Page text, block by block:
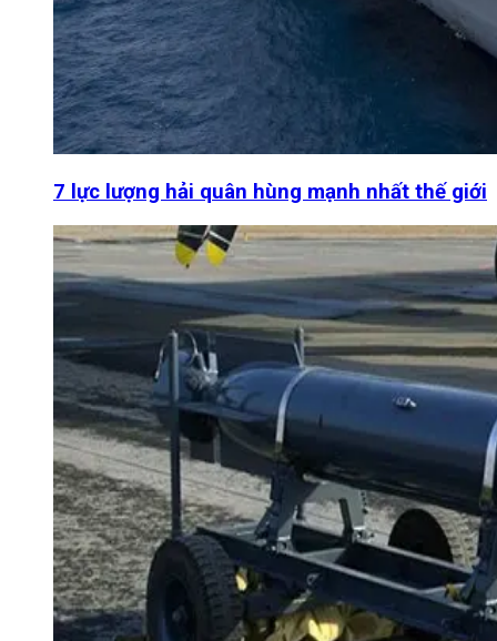
7 lực lượng hải quân hùng mạnh nhất thế giới